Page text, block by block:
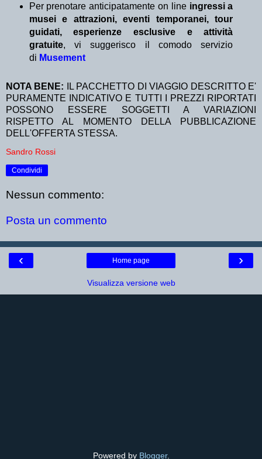
Per prenotare anticipatamente on line ingressi a
musei e attrazioni, eventi temporanei, tour
guidati, esperienze esclusive e attività
gratuite, vi suggerisco il comodo servizio
di Musement
NOTA BENE:
IL PACCHETTO DI VIAGGIO DESCRITTO E'
PURAMENTE INDICATIVO E TUTTI I PREZZI RIPORTATI
POSSONO ESSERE SOGGETTI A VARIAZIONI
RISPETTO AL MOMENTO DELLA PUBBLICAZIONE
DELL'OFFERTA STESSA.
Sandro Rossi
Condividi
Nessun commento:
Posta un commento
‹ ›
Home page
Visualizza versione web
Powered by Blogger.